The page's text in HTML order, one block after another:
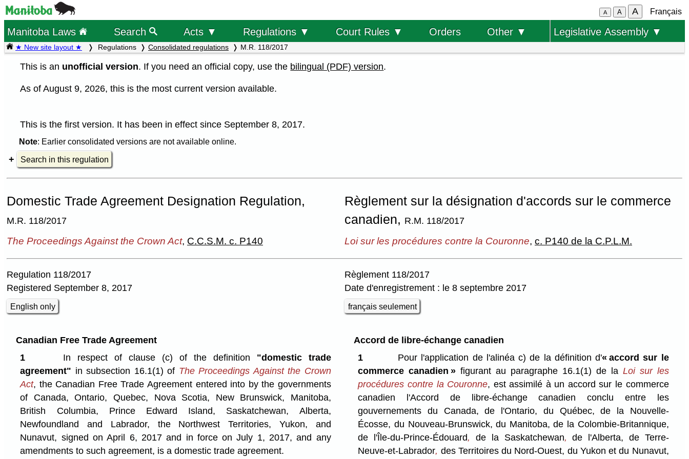
A A A Français
Manitoba Laws Search Acts ▼ Regulations ▼ Court Rules ▼ Orders Other ▼ Legislative Assembly ▼
★ New site layout ★ Regulations Consolidated regulations M.R. 118/2017
This is an unofficial version. If you need an official copy, use the bilingual (PDF) version.
As of August 9, 2026, this is the most current version available.
This is the first version. It has been in effect since September 8, 2017.
Note: Earlier consolidated versions are not available online.
Search in this regulation
Domestic Trade Agreement Designation Regulation,
M.R. 118/2017
Règlement sur la désignation d'accords sur le commerce
canadien, R.M. 118/2017
The Proceedings Against the Crown Act, C.C.S.M. c. P140 Loi sur les procédures contre la Couronne, c. P140 de la C.P.L.M.
Regulation 118/2017
Registered September 8, 2017
English only
Règlement 118/2017
Date d'enregistrement : le 8 septembre 2017
français seulement
Canadian Free Trade Agreement
1
In respect of clause (c) of the definition "domestic trade
agreement" in subsection 16.1(1) of The Proceedings Against the Crown
Act, the Canadian Free Trade Agreement entered into by the governments
of Canada, Ontario, Quebec, Nova Scotia, New Brunswick, Manitoba,
British Columbia, Prince Edward Island, Saskatchewan, Alberta,
Newfoundland and Labrador, the Northwest Territories, Yukon, and
Nunavut, signed on April 6, 2017 and in force on July 1, 2017, and any
amendments to such agreement, is a domestic trade agreement.
Accord de libre-échange canadien
1
Pour l'application de l'alinéa c) de la définition d'« accord sur le
commerce canadien » figurant au paragraphe 16.1(1) de la Loi sur les
procédures contre la Couronne, est assimilé à un accord sur le commerce
canadien l'Accord de libre-échange canadien conclu entre les
gouvernements du Canada, de l'Ontario, du Québec, de la Nouvelle-
Écosse, du Nouveau-Brunswick, du Manitoba, de la Colombie-Britannique,
de l'Île-du-Prince-Édouard, de la Saskatchewan,de l'Alberta, de Terre-
Neuve-et-Labrador, des Territoires du Nord-Ouest, du Yukon et du Nunavut,